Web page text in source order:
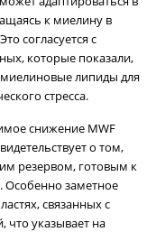
к миелину в
согласуется с
которые показали,
липиды для
стресса.
снижение MWF
о том,
резервом, готовым к
Особенно заметное
связанных с
указывает на